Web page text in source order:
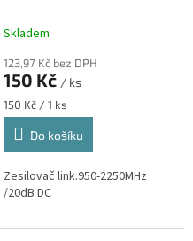
Skladem
123,97 Kč bez DPH
150 Kč / ks
Měrná
cena:
150 Kč / 1 ks
Do košíku
Zesilovač link.950-2250MHz
/20dB DC